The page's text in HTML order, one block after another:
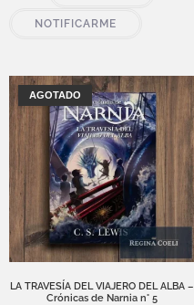
NOTIFICARME
AGOTADO
LA TRAVESÍA DEL VIAJERO DEL ALBA –
Crónicas de Narnia n° 5